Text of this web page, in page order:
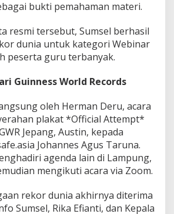
bukti pemahaman materi.
resmi tersebut, Sumsel berhasil
dunia untuk kategori Webinar
peserta guru terbanyak.
Guinness World Records
oleh Herman Deru, acara
plakat *Official Attempt*
Jepang, Austin, kepada
Johannes Agus Taruna.
agenda lain di Lampung,
mengikuti acara via Zoom.
rekor dunia akhirnya diterima
Sumsel, Rika Efianti, dan Kepala